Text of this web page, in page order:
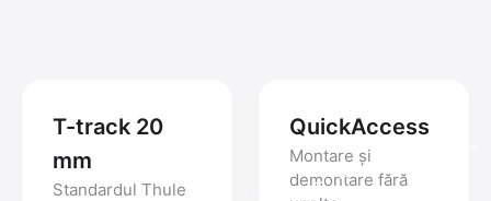
T-track 20
mm
Standardul Thule
QuickAccess
Montare și
demontare fără